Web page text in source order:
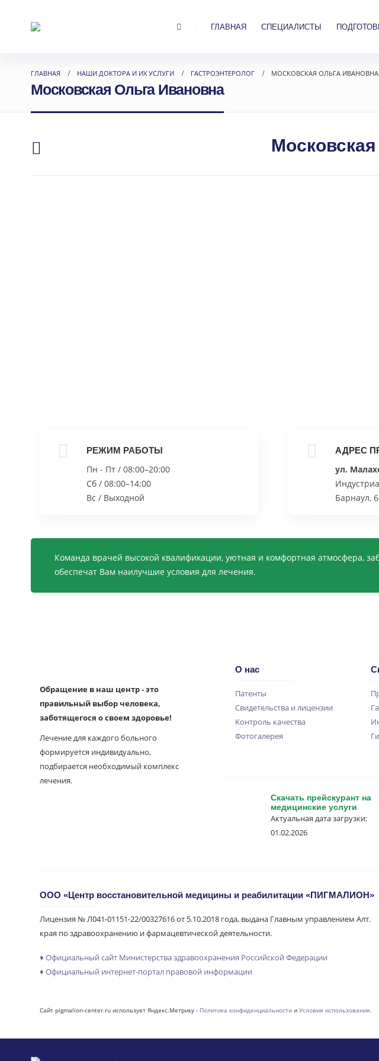
ГЛАВНАЯ СПЕЦИАЛИСТЫ
ГЛАВНАЯ НАШИ ДОКТОРА И ИХ УСЛУГИ ГАСТРОЭНТЕРОЛОГ МОСКОВСКАЯ ОЛЬГА ИВАНОВНА
Московская Ольга Ивановна
РЕЖИМ РАБОТЫ
Пн - Пт / 08:00–20:00
Сб / 08:00–14:00
Вс / Выходной
АДРЕС
ул.
Барнаул,
Команда врачей высокой квалификации, уютная и комфортная атмосфера,
обеспечат Вам наилучшие условия для лечения.
Обращение в наш центр - это
правильный выбор человека,
заботящегося о своем здоровье!
Лечение для каждого больного
формируется индивидуально,
подбирается необходимый комплекс
лечения.
О нас
Патенты
Свидетельства и лицензии
Контроль качества
Фотогалерея
Скачать прейскурант на
медицинские услуги
Актуальная дата загрузки:
01.02.2026
ООО «Центр восстановительной медицины и реабилитации «ПИГМАЛИОН»
Лицензия № Л041-01151-22/00327616 от 5.10.2018 года, выдана Главным управлением Алт.
края по здравоохранению и фармацевтической деятельности.
♦ Официальный сайт Министерства здравоохранения Российской Федерации
♦ Официальный интернет-портал правовой информации
Сайт pigmalion-center.ru использует Яндекс.Метрику - Политика конфиденциальности и Условия использования.